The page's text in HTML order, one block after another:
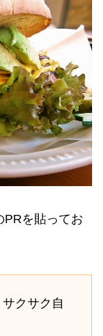
PRを貼ってお
クサク自